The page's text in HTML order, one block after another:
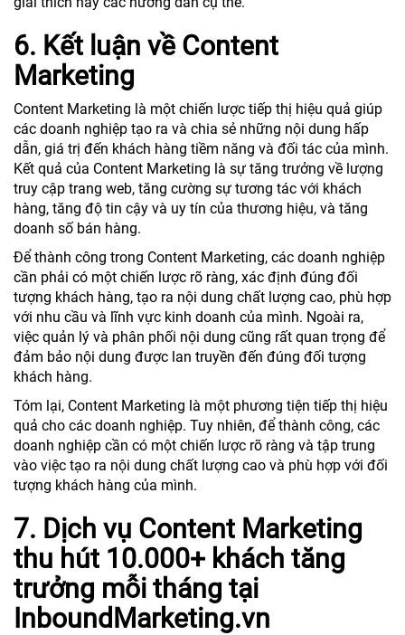
6. Kết luận về Content
Marketing
Content Marketing là một chiến lược tiếp thị hiệu quả giúp
các doanh nghiệp tạo ra và chia sẻ những nội dung hấp
dẫn, giá trị đến khách hàng tiềm năng và đối tác của mình.
Kết quả của Content Marketing là sự tăng trưởng về lượng
truy cập trang web, tăng cường sự tương tác với khách
hàng, tăng độ tin cậy và uy tín của thương hiệu, và tăng
doanh số bán hàng.
Để thành công trong Content Marketing, các doanh nghiệp
cần phải có một chiến lược rõ ràng, xác định đúng đối
tượng khách hàng, tạo ra nội dung chất lượng cao, phù hợp
với nhu cầu và lĩnh vực kinh doanh của mình. Ngoài ra,
việc quản lý và phân phối nội dung cũng rất quan trọng để
đảm bảo nội dung được lan truyền đến đúng đối tượng
khách hàng.
Tóm lại, Content Marketing là một phương tiện tiếp thị hiệu
quả cho các doanh nghiệp. Tuy nhiên, để thành công, các
doanh nghiệp cần có một chiến lược rõ ràng và tập trung
vào việc tạo ra nội dung chất lượng cao và phù hợp với đối
tượng khách hàng của mình.
7. Dịch vụ Content Marketing
thu hút 10.000+ khách tăng
trưởng mỗi tháng tại
InboundMarketing.vn